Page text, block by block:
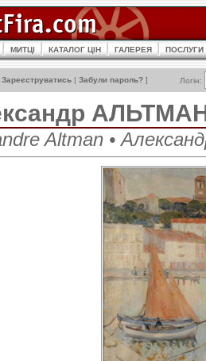
МИТЦІ КАТАЛОГ ЦІН ГАЛЕРЕЯ ПОСЛУГИ
Зареєструватись | Забули пароль? ] Логін:
Altman •